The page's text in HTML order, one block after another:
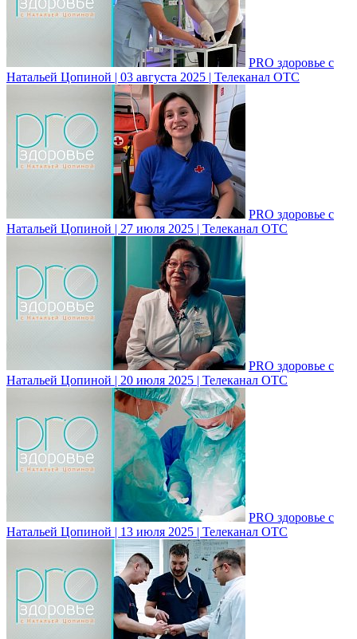
PRO здоровье с
Натальей Цопиной | 03 августа 2025 | Телеканал ОТС
PRO здоровье с
Натальей Цопиной | 27 июля 2025 | Телеканал ОТС
PRO здоровье с
Натальей Цопиной | 20 июля 2025 | Телеканал ОТС
PRO здоровье с
Натальей Цопиной | 13 июля 2025 | Телеканал ОТС